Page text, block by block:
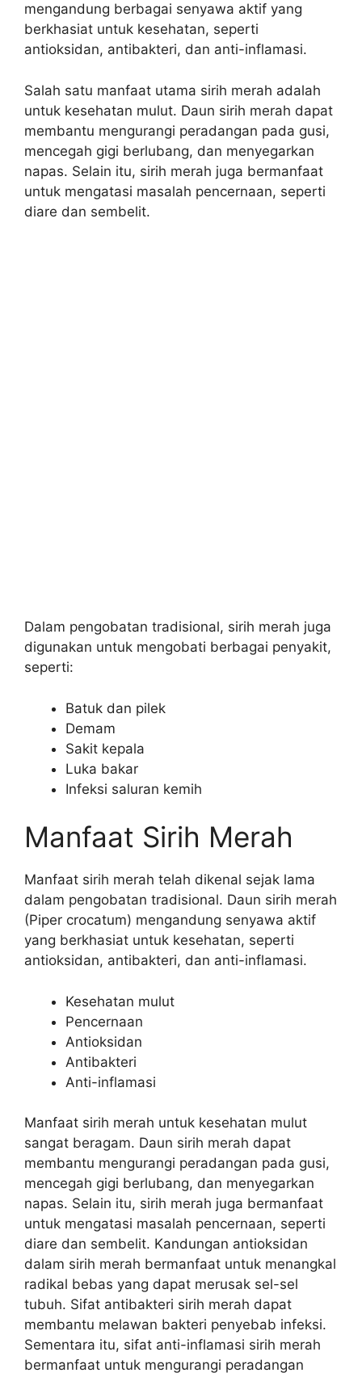
mengandung berbagai senyawa aktif yang
berkhasiat untuk kesehatan, seperti
antioksidan, antibakteri, dan anti-inflamasi.
Salah satu manfaat utama sirih merah adalah
untuk kesehatan mulut. Daun sirih merah dapat
membantu mengurangi peradangan pada gusi,
mencegah gigi berlubang, dan menyegarkan
napas. Selain itu, sirih merah juga bermanfaat
untuk mengatasi masalah pencernaan, seperti
diare dan sembelit.
Dalam pengobatan tradisional, sirih merah juga
digunakan untuk mengobati berbagai penyakit,
seperti:
Batuk dan pilek
Demam
Sakit kepala
Luka bakar
Infeksi saluran kemih
Manfaat Sirih Merah
Manfaat sirih merah telah dikenal sejak lama
dalam pengobatan tradisional. Daun sirih merah
(Piper crocatum) mengandung senyawa aktif
yang berkhasiat untuk kesehatan, seperti
antioksidan, antibakteri, dan anti-inflamasi.
Kesehatan mulut
Pencernaan
Antioksidan
Antibakteri
Anti-inflamasi
Manfaat sirih merah untuk kesehatan mulut
sangat beragam. Daun sirih merah dapat
membantu mengurangi peradangan pada gusi,
mencegah gigi berlubang, dan menyegarkan
napas. Selain itu, sirih merah juga bermanfaat
untuk mengatasi masalah pencernaan, seperti
diare dan sembelit. Kandungan antioksidan
dalam sirih merah bermanfaat untuk menangkal
radikal bebas yang dapat merusak sel-sel
tubuh. Sifat antibakteri sirih merah dapat
membantu melawan bakteri penyebab infeksi.
Sementara itu, sifat anti-inflamasi sirih merah
bermanfaat untuk mengurangi peradangan